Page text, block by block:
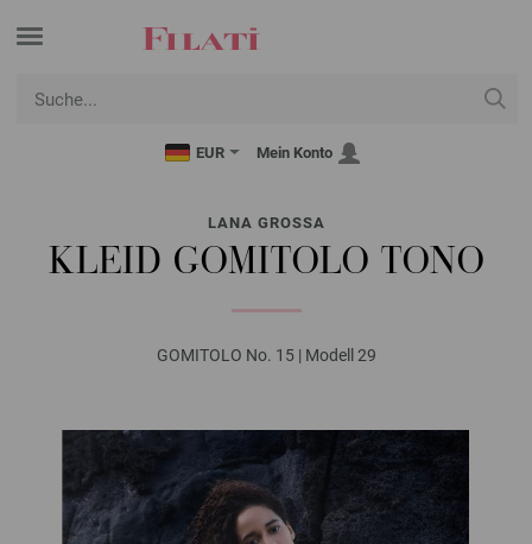
EUR Mein Konto
LANA GROSSA
KLEID GOMITOLO TONO
GOMITOLO No. 15 | Modell 29